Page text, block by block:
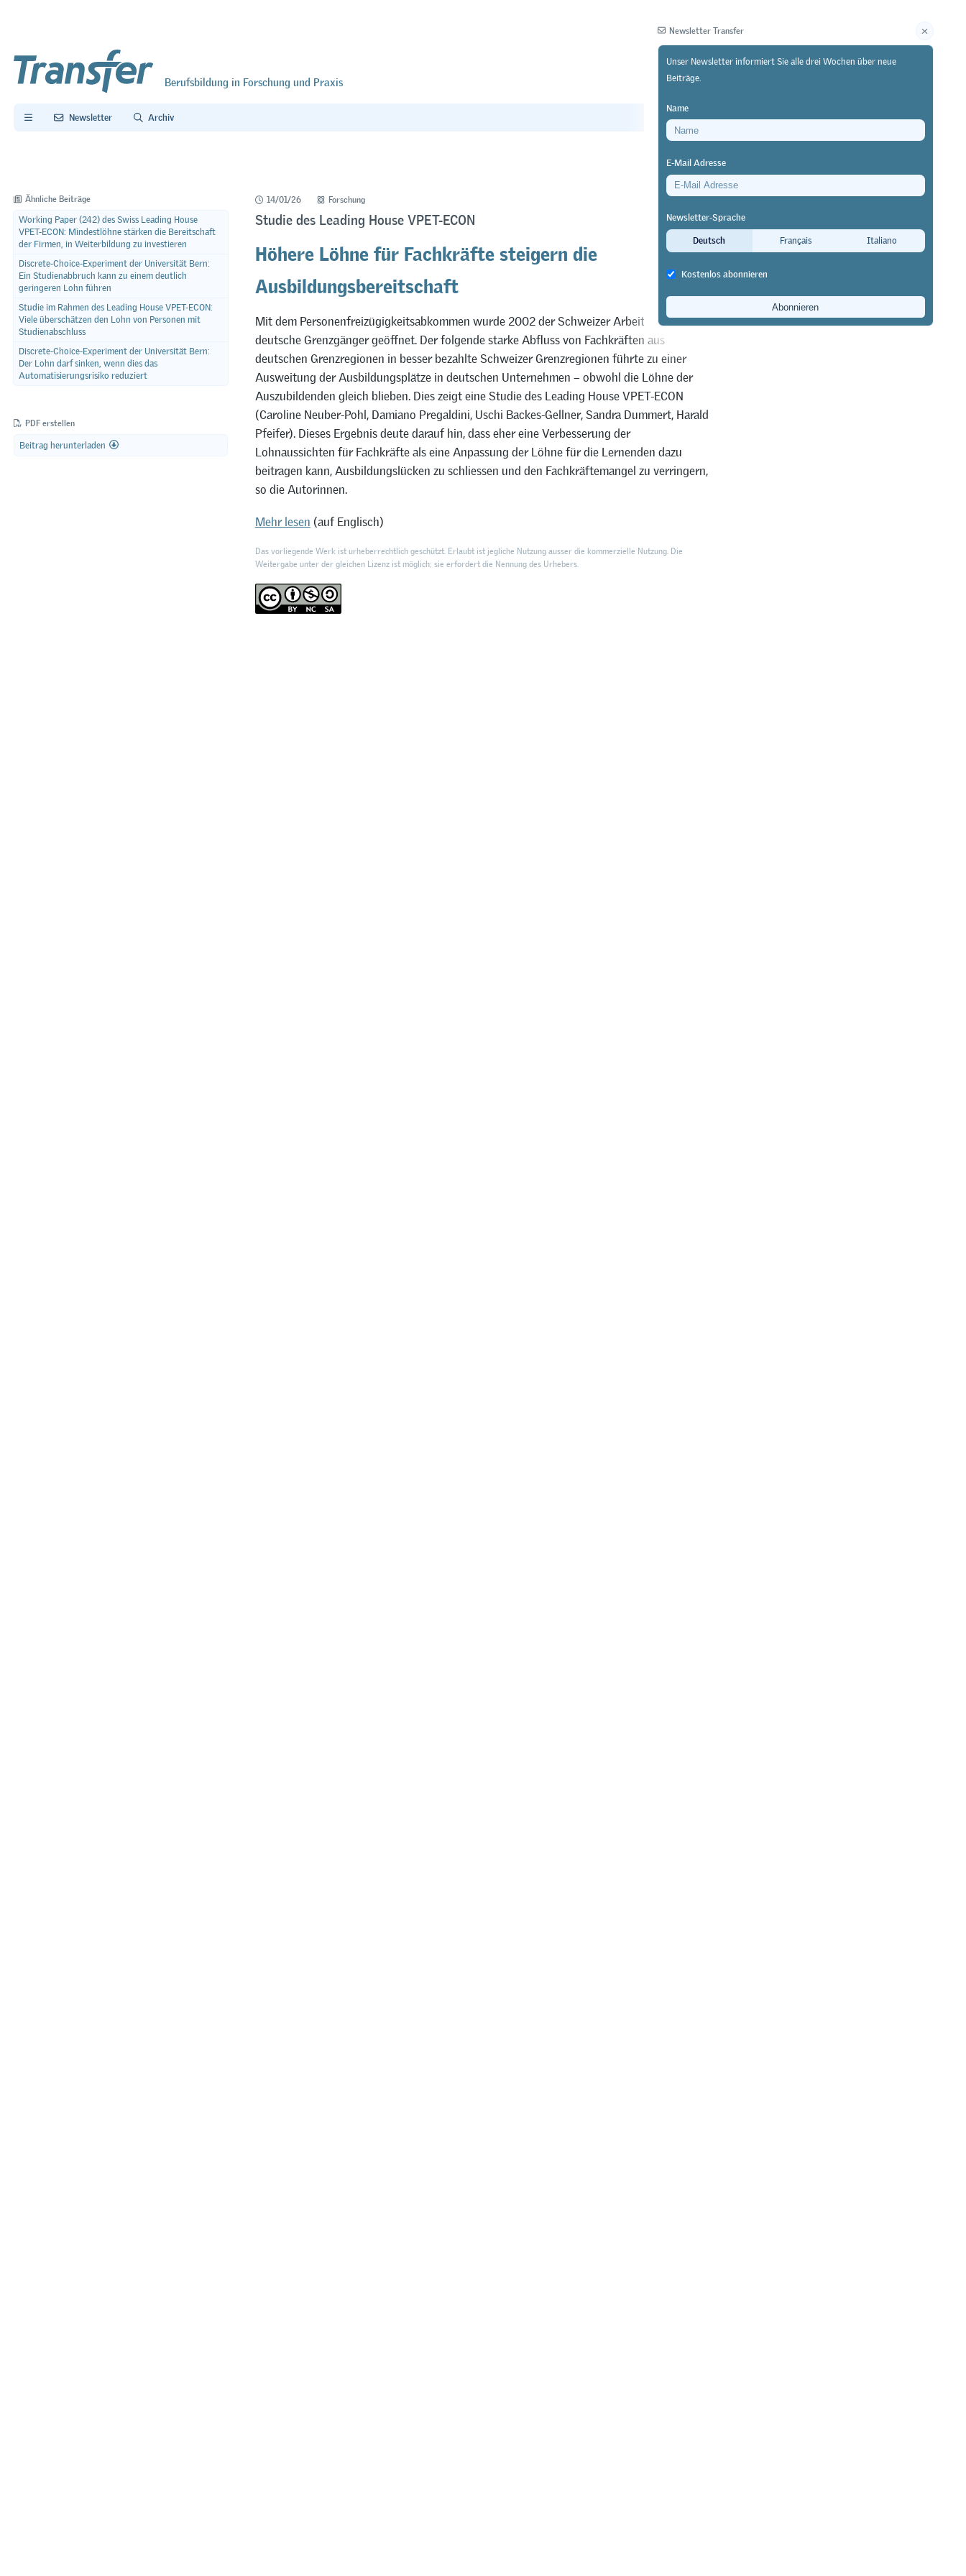
Berufsbildung in Forschung und Praxis
Newsletter Archiv
Ähnliche Beiträge
Working Paper (242) des Swiss Leading House
VPET-ECON: Mindestlöhne stärken die Bereitschaft
der Firmen, in Weiterbildung zu investieren
Discrete-Choice-Experiment der Universität Bern:
Ein Studienabbruch kann zu einem deutlich
geringeren Lohn führen
Studie im Rahmen des Leading House VPET-ECON:
Viele überschätzen den Lohn von Personen mit
Studienabschluss
Discrete-Choice-Experiment der Universität Bern:
Der Lohn darf sinken, wenn dies das
Automatisierungsrisiko reduziert
PDF erstellen
Beitrag herunterladen
14/01/26 Forschung
Studie des Leading House VPET-ECON
Höhere Löhne für Fachkräfte steigern die
Ausbildungsbereitschaft
Mit dem Personenfreizügigkeitsabkommen wurde 2002 der Schweizer Arbeitsmarkt für
deutsche Grenzgänger geöffnet. Der folgende starke Abfluss von Fachkräften aus
deutschen Grenzregionen in besser bezahlte Schweizer Grenzregionen führte zu einer
Ausweitung der Ausbildungsplätze in deutschen Unternehmen – obwohl die Löhne der
Auszubildenden gleich blieben. Dies zeigt eine Studie des Leading House VPET-ECON
(Caroline Neuber-Pohl, Damiano Pregaldini, Uschi Backes-Gellner, Sandra Dummert, Harald
Pfeifer). Dieses Ergebnis deute darauf hin, dass eher eine Verbesserung der
Lohnaussichten für Fachkräfte als eine Anpassung der Löhne für die Lernenden dazu
beitragen kann, Ausbildungslücken zu schliessen und den Fachkräftemangel zu verringern,
so die Autorinnen.
Mehr lesen (auf Englisch)
Das vorliegende Werk ist urheberrechtlich geschützt. Erlaubt ist jegliche Nutzung ausser die kommerzielle Nutzung. Die
Weitergabe unter der gleichen Lizenz ist möglich; sie erfordert die Nennung des Urhebers.
Newsletter Transfer
Unser Newsletter informiert Sie alle drei Wochen über neue
Beiträge.
Name
E-Mail Adresse
Newsletter-Sprache
Deutsch
Français Italiano
Kostenlos abonnieren